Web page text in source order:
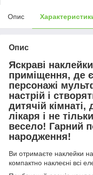
Опис
Опис
Яскраві
приміщення, де
персонажі
настрій і
дитячій
лікаря і не
весело! Гарний
народження!
Ви отримаєте наклейки
компактно наклеєні всі